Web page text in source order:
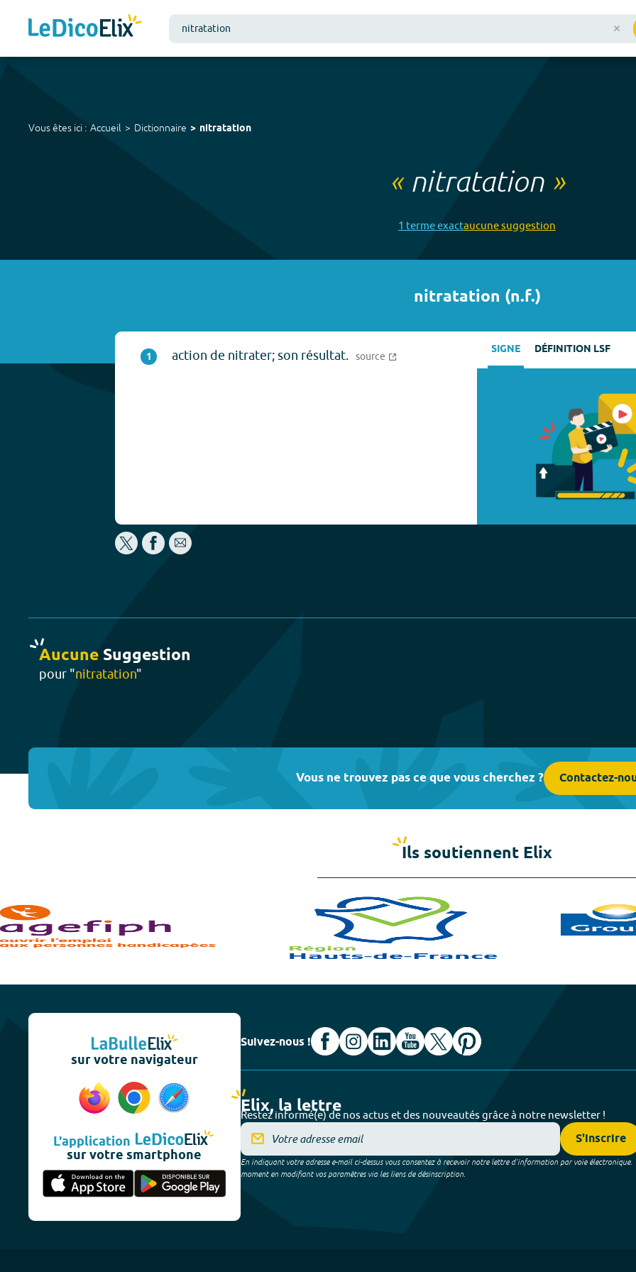
Vous êtes ici : Accueil Dictionnaire nitratation
« nitratation»
1 termeexactaucunesuggestion
nitratation (n.f.)
1 action de nitrater; son résultat. source SIGNE DÉFINITION LSF
Aucune Suggestion
pour "nitratation"
Vous ne trouvez pas ce que vous cherchez ? Contactez-
Ils soutiennent Elix
sur votre navigateur
L'application
sur votre smartphone
Suivez-nous !
Elix, la lettre
Restez informé(e) de nos actus et des nouveautés grâce à notre newsletter !
S'inscrire
En indiquant votre adresse e-mail ci-dessus vous consentez à recevoir notre lettre d’information par voie électronique.
moment en modifiant vos paramètres via les liens de désinscription.